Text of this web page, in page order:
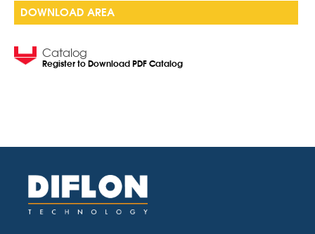
DOWNLOAD AREA
Catalog
Register to Download PDF Catalog